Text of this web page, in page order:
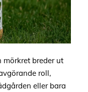
mörkret breder ut
roll,
eller bara